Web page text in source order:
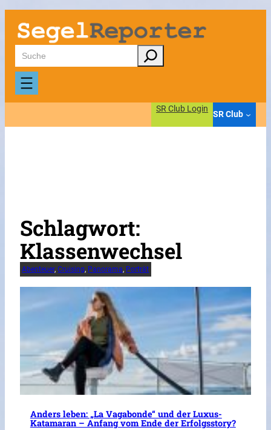
Zum
Inhalt
springen
Suchen
SR Club Login
SR Club
Schlagwort:
Klassenwechsel
Abenteuer, Cruising, Panorama, Porträt
Anders leben: „La Vagabonde“ und der Luxus-
Katamaran – Anfang vom Ende der Erfolgsstory?